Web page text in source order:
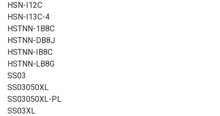
HSN-I12C
HSN-I13C-4
HSTNN-1B8C
HSTNN-DB8J
HSTNN-IB8C
HSTNN-LB8G
SS03
SS03050XL
SS03050XL-PL
SS03XL